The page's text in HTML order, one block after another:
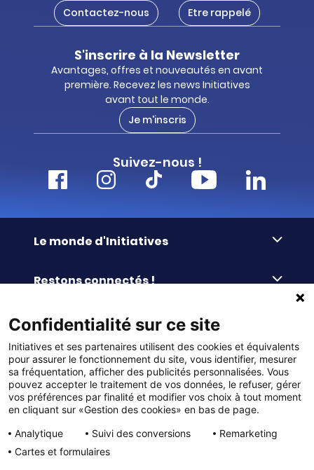
Contactez-nous
Etre rappelé
S'inscrire à la Newsletter
Avantages, offres et nouveautés en avant
première. Recevez les news Initiatives
avant tout le monde.
Je m'inscris
Suivez-nous !
Le monde d'Initiatives
Le Fond’Actions Initiatives
Enquête de satisfaction
Restons connectés !
Le blog
La newsletter
Commander facilement
Commande par référence
Catalogues à télécharger
Panier
La livraison
Le paiement
Services & FAQ
Reprise des invendus
Paiement différé sans frais
100% Satisfait ou Remboursé
Le service Après-Vente
Liens pratiques
© DMP Initiatives 10 avenue Georges Auric - 72021
LE MANS CEDEX 2
Initiatives est le spécialiste français des solutions de
collecte de fonds pour les établissements scolaires
Confidentialité sur ce site
Initiatives et ses partenaires utilisent des cookies et équivalents
pour assurer le fonctionnement du site, vous identifier, mesurer
sa fréquentation, afficher des publicités personnalisées. Vous
pouvez accepter le traitement de vos données, le refuser, gérer
vos préférences par finalité et modifier vos choix à tout moment
en cliquant sur «Gestion des cookies» en bas de page.
Analytique
Suivi des conversions
Remarketing
Cartes et formulaires